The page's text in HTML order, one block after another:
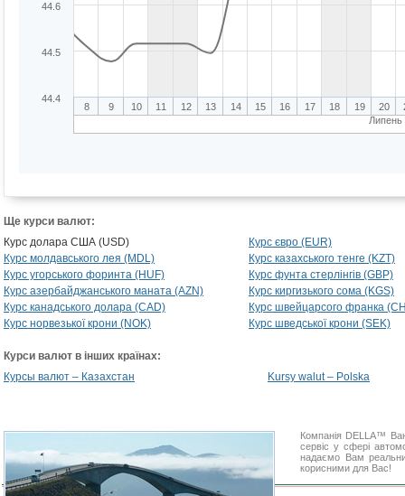
8 9 10 11 12 13 14 15 16 17 18 19 20
Липень
44.4
44.5
44.6
Ще курси валют:
Курс долара США (USD)
Курс євро (EUR)
Курс молдавського лея (MDL)
Курс казахського тенге (KZT)
Курс угорського форинта (HUF)
Курс фунта стерлінгів (GBP)
Курс азербайджанського маната (AZN)
Курс киргизького сома (KGS)
Курс канадського долара (CAD)
Курс швейцарсого франка
Курс норвезької крони (NOK)
Курс шведської крони (SEK)
Курси валют в інших країнах:
Курсы валют – Казахстан
Kursy walut – Polska
Компанія DELLA™
сервіс у сфері
надаємо Вам
корисними для Вас!